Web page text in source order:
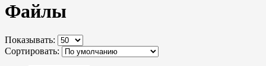
Файлы
Показывать:
Сортировать: